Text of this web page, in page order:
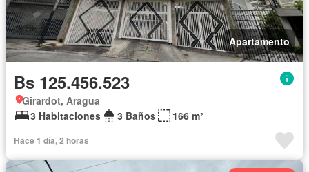
Apartamento
Bs 125.456.523
Girardot, Aragua
3 Habitaciones
3 Baños 166 m²
Hace 1 día, 2 horas